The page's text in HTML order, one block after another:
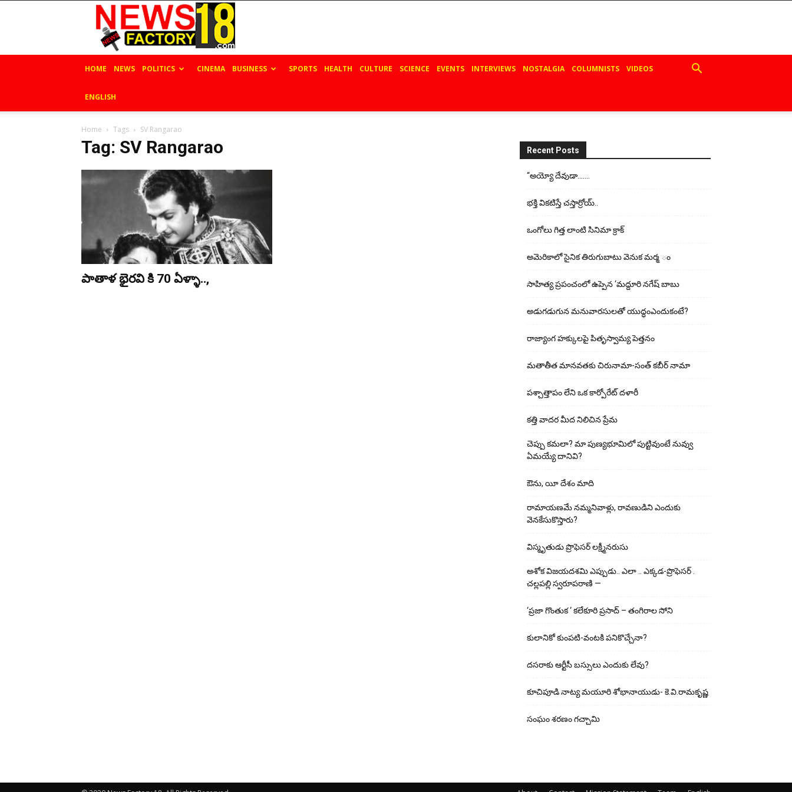
News
Factory
18
HOME NEWS POLITICS CINEMA BUSINESS SPORTS HEALTH CULTURE SCIENCE EVENTS INTERVIEWS NOSTALGIA COLUMNISTS VIDEOS
ENGLISH
Home Tags SV Rangarao
Tag: SV Rangarao
పాతాళ భైరవి కి 70 ఏళ్ళా..,
Recent Posts
“అయ్యో దేవుడా…….
భ‌క్తి విక‌టిస్తే చ‌స్తార్రోయ్‌..
ఒంగోలు గిత్త లాంటి సినిమా క్రాక్
అమెరికాలో సైనిక తిరుగుబాటు వెనుక మర్మ ం
సాహిత్య ప్రపంచంలో ఉప్పెన ‘మద్దూరి నగేష్ బాబు
అడుగ‌డుగున మ‌నువార‌సుల‌తో యుద్ధంఎందుకంటే?
రాజ్యాంగ హక్కులపై పితృస్వామ్య పెత్తనం
మతాతీత మానవతకు చిరునామా-సంత్ కబీర్ నామా
పశ్చాత్తాపం లేని ఒక కార్పోరేట్ దళారీ
కత్తి వాదర మీద నిలిచిన ప్రేమ
చెప్పు క‌మ‌లా? మా పుణ్యభూమిలో పుట్టివుంటే నువ్వు
ఏమయ్యే దానివి?
ఔను, యీ దేశం మాది
రామాయణమే నమ్మనివాళ్లు, రావణుడిని ఎందుకు
వెనకేసుకొస్తారు?
విస్మృతుడు ప్రొఫెసర్ లక్ష్మీనరుసు
అశోక విజ‌య‌ద‌శ‌మి ఎప్పుడు.. ఎలా .. ఎక్క‌డ‌-ప్రొఫెసర్ .
చల్లపల్లి స్వరూపరాణి —
‘ప్రజా గొంతుక ‘ కలేకూరి ప్రసాద్ – తంగిరాల సోని
కులానికో కుంప‌టి-వంట‌కి ప‌నికొచ్చేనా?
ద‌స‌రాకు ఆర్టీసీ బ‌స్సులు ఎందుకు లేవు?
కూచిపూడి నాట్య మ‌యూరి శోభానాయుడు- కె.వి.రామకృష్ణ
సంఘం శరణం గచ్చామి